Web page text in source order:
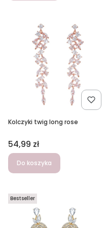
Kolczyki twig long rose
Cena
54,99 zł
Do koszyka
Bestseller